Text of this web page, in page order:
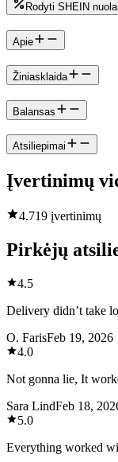
Rodyti SHEIN
Apie
Žiniasklaida
Balansas
Atsiliepimai
Įvertinimų
4.719 įvertinimų
Pirkėjų
4.5
Delivery didn’t take
O. FarisFeb 19, 2026
4.0
Not gonna lie, It
Sara LindFeb 18,
5.0
Everything worked